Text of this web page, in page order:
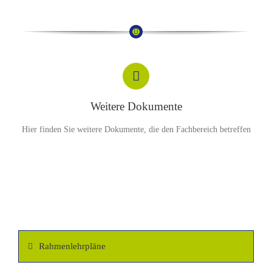
Weitere Dokumente
Hier finden Sie weitere Dokumente, die den Fachbereich betreffen
Rahmenlehrpläne